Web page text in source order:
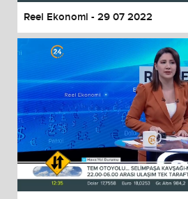
Reel Ekonomi - 29 07 2022